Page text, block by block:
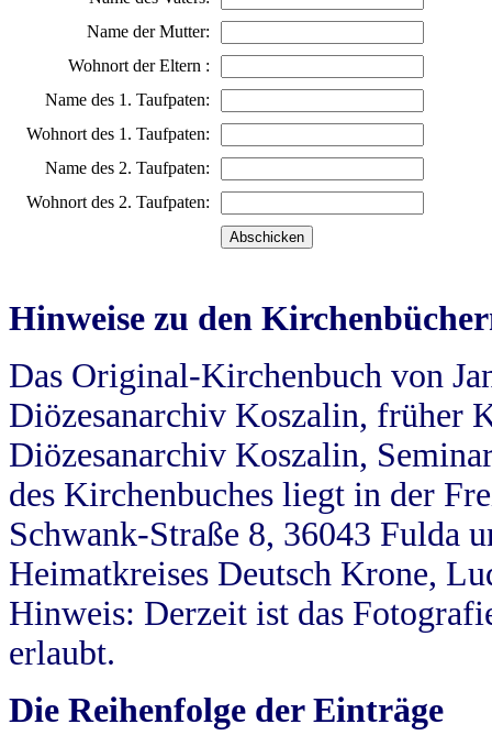
Name der Mutter:
Wohnort der Eltern :
Name des 1. Taufpaten:
Wohnort des 1. Taufpaten:
Name des 2. Taufpaten:
Wohnort des 2. Taufpaten:
Hinweise zu den
Das Original-Kirchenbuch von
Diözesanarchiv Koszalin, früher
Diözesanarchiv Koszalin,
des Kirchenbuches liegt in der
Schwank-Straße 8, 36043 Fulda
Heimatkreises Deutsch Krone,
Hinweis: Derzeit ist das
erlaubt.
Die Reihenfolge der Einträge